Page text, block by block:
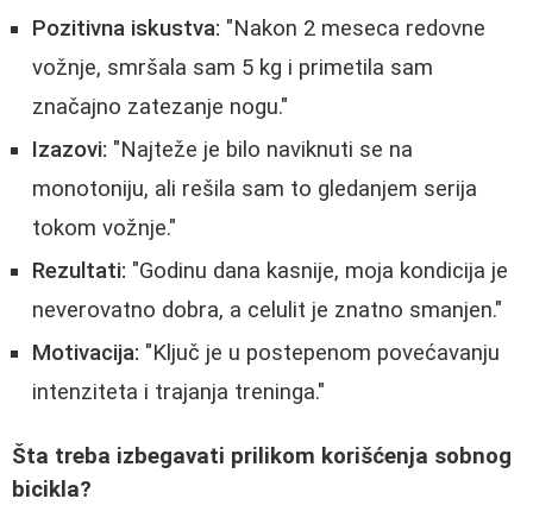
Pozitivna iskustva: "Nakon 2 meseca redovne
vožnje, smršala sam 5 kg i primetila sam
značajno zatezanje nogu."
Izazovi: "Najteže je bilo naviknuti se na
monotoniju, ali rešila sam to gledanjem serija
tokom vožnje."
Rezultati: "Godinu dana kasnije, moja kondicija je
neverovatno dobra, a celulit je znatno smanjen."
Motivacija: "Ključ je u postepenom povećavanju
intenziteta i trajanja treninga."
Šta treba izbegavati prilikom korišćenja sobnog
bicikla?